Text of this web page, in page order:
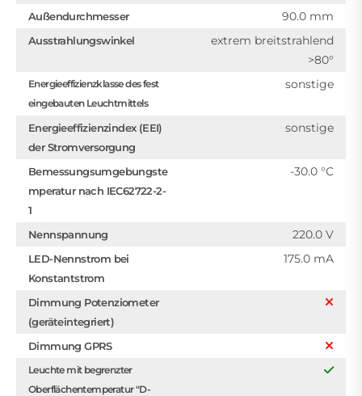
Außendurchmesser 90.0 mm
Ausstrahlungswinkel
extrem breitstrahlend
>80°
Energieeffizienzklasse des fest
eingebauten Leuchtmittels
sonstige
Energieeffizienzindex (EEI)
der Stromversorgung
sonstige
Bemessungsumgebungste
mperatur nach IEC62722-2-
1
-30.0 °C
Nennspannung 220.0 V
LED-Nennstrom bei
Konstantstrom
175.0 mA
Dimmung Potenziometer
(geräteintegriert)
Dimmung GPRS
Leuchte mit begrenzter
Oberflächentemperatur "D-